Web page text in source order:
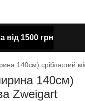
від 1500 грн
140см) сріблястий
140см)
Zweigart